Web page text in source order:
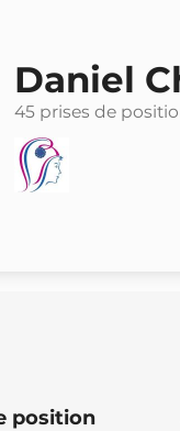
Daniel
45 prises de
position